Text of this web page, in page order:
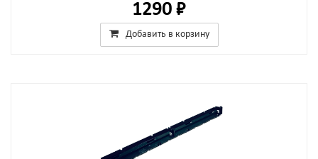
1290 ₽
Добавить в корзину